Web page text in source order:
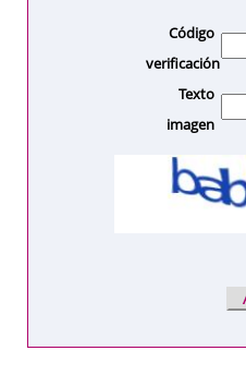
Código
verificación
Texto
imagen